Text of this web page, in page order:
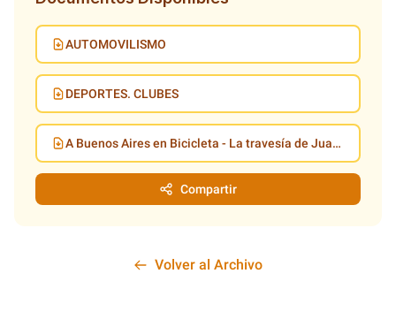
AUTOMOVILISMO
DEPORTES. CLUBES
A Buenos Aires en Bicicleta - La travesía de Juan Candia y Emilio Sobol
Compartir
Volver al Archivo